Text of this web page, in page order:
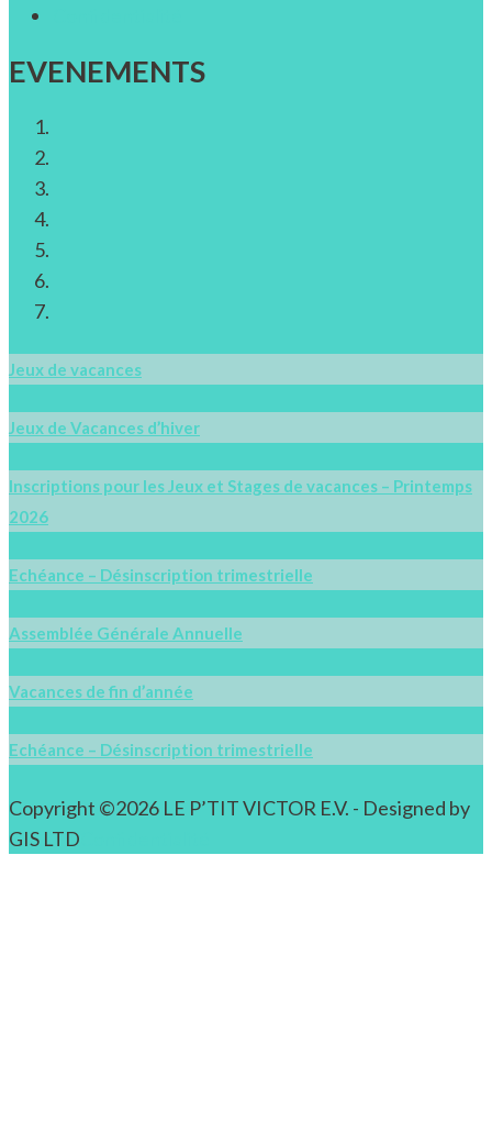
EVENEMENTS
Jeux de vacances
Jeux de Vacances d’hiver
Inscriptions pour les Jeux et Stages de vacances – Printemps
2026
Echéance – Désinscription trimestrielle
Assemblée Générale Annuelle
Vacances de fin d’année
Echéance – Désinscription trimestrielle
Copyright ©2026 LE P’TIT VICTOR E.V. - Designed by
GIS LTD